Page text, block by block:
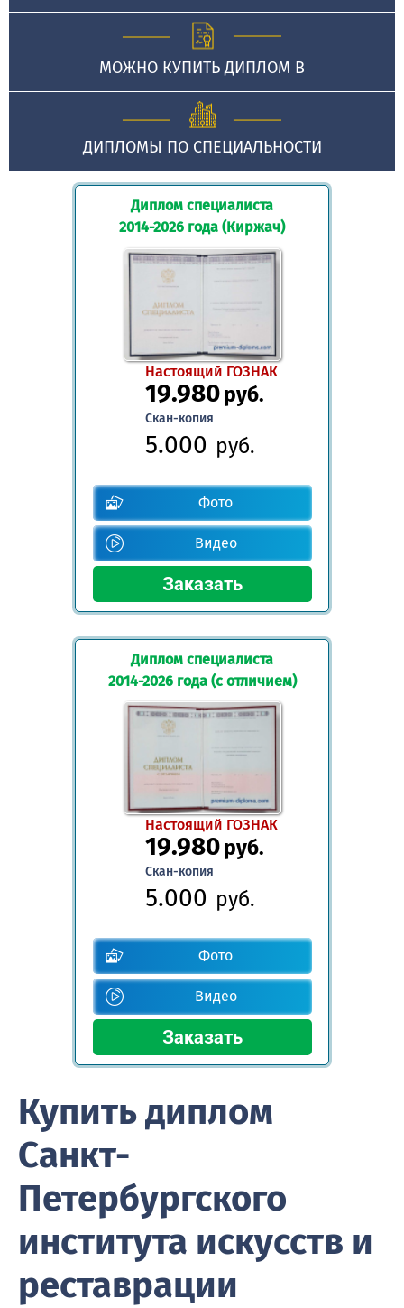
МОЖНО КУПИТЬ ДИПЛОМ В
ДИПЛОМЫ ПО СПЕЦИАЛЬНОСТИ
Диплом специалиста
2014-2026 года (Киржач)
Настоящий ГОЗНАК
19.980руб.
Скан-копия
5.000 руб.
Фото
Видео
Диплом специалиста
2014-2026 года (с отличием)
Настоящий ГОЗНАК
19.980руб.
Скан-копия
5.000 руб.
Фото
Видео
Купить диплом
Санкт-
Петербургского
института искусств и
реставрации